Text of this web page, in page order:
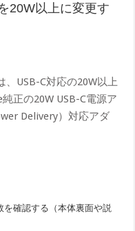
20W以上に変更す
USB-C対応の20W以上
正の20W USB-C電源ア
Delivery）対応アダ
確認する（本体裏面や説